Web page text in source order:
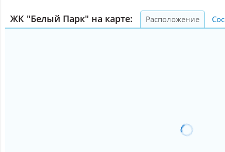
ЖК "Белый Парк" на карте: Расположение